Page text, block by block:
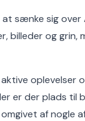
sænke sig
billeder og
oplevelser
er der plads til
af nogle